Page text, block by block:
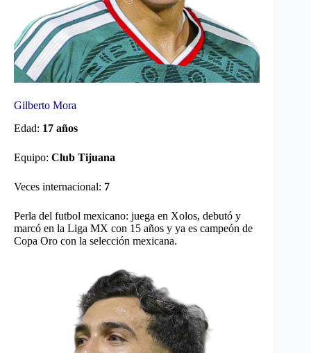
Gilberto Mora
Edad: 17 años
Equipo: Club Tijuana
Veces internacional: 7
Perla del futbol mexicano: juega en Xolos, debutó y
marcó en la Liga MX con 15 años y ya es campeón de
Copa Oro con la selección mexicana.